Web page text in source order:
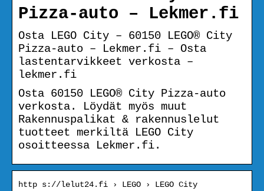
Pizza-auto – Lekmer.fi
Osta LEGO City – 60150 LEGO® City
Pizza-auto – Lekmer.fi – Osta
lastentarvikkeet verkosta –
lekmer.fi
Osta 60150 LEGO® City Pizza-auto
verkosta. Löydät myös muut
Rakennuspalikat & rakennuslelut
tuotteet merkiltä LEGO City
osoitteessa Lekmer.fi.
http s://lelut24.fi › LEGO › LEGO City